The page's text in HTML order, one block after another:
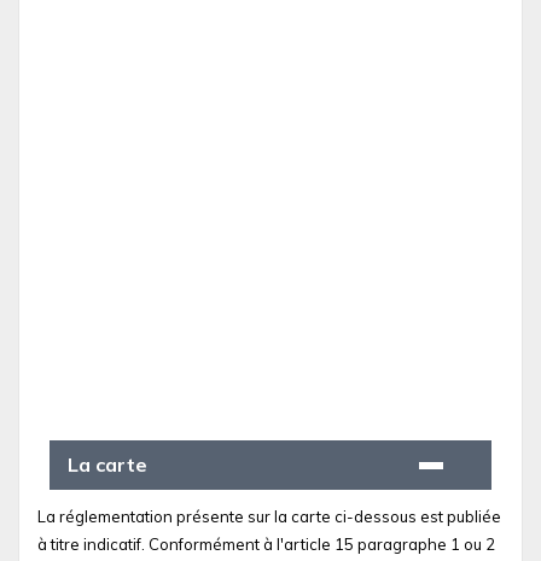
La carte
La réglementation présente sur la carte ci-dessous est publiée
à titre indicatif. Conformément à l'article 15 paragraphe 1 ou 2